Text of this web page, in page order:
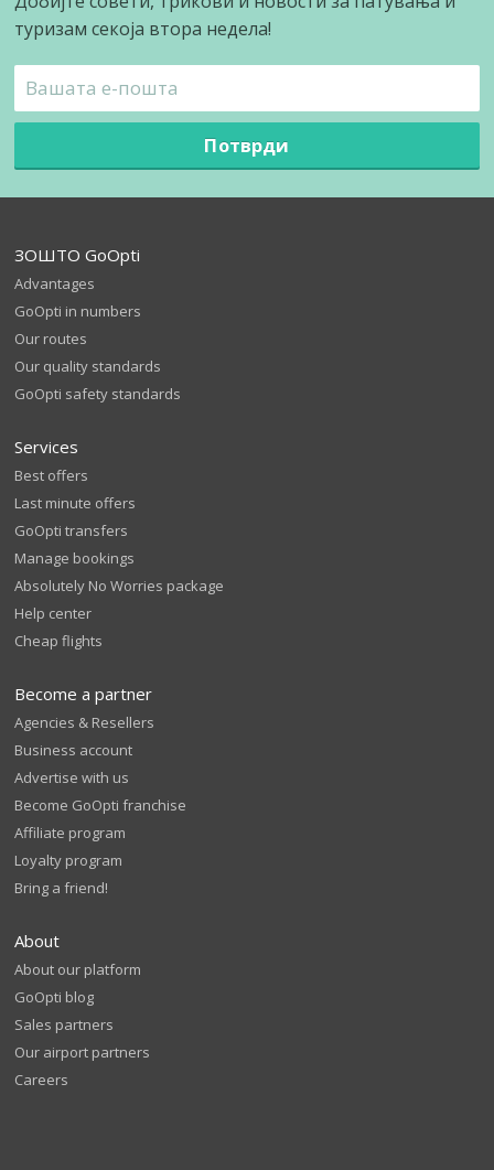
туризам секоја втора недела!
Потврди
ЗОШТО GoOpti
Advantages
GoOpti in numbers
Our routes
Our quality standards
GoOpti safety standards
Services
Best offers
Last minute offers
GoOpti transfers
Manage bookings
Absolutely No Worries package
Help center
Cheap flights
Become a partner
Agencies & Resellers
Business account
Advertise with us
Become GoOpti franchise
Affiliate program
Loyalty program
Bring a friend!
About
About our platform
GoOpti blog
Sales partners
Our airport partners
Careers